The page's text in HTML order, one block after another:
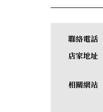
聯絡電話
店家地址
相關網站